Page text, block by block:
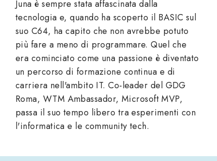
Juna è sempre stata affascinata dalla
tecnologia e, quando ha scoperto il BASIC sul
suo C64, ha capito che non avrebbe potuto
più fare a meno di programmare. Quel che
era cominciato come una passione è diventato
un percorso di formazione continua e di
carriera nell'ambito IT. Co-leader del GDG
Roma, WTM Ambassador, Microsoft MVP,
passa il suo tempo libero tra esperimenti con
l'informatica e le community tech.